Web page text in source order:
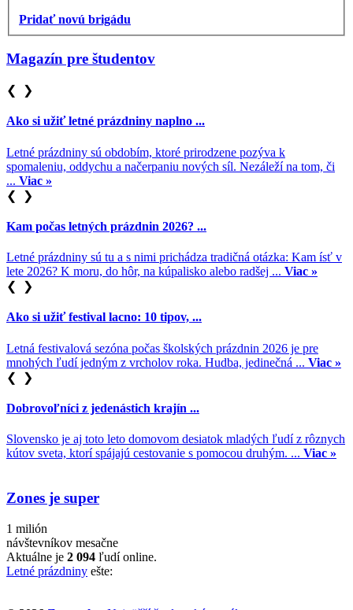
Pridať novú brigádu
Magazín pre študentov
❮ ❯
Ako si užiť letné prázdniny naplno ...
Letné prázdniny sú obdobím, ktoré prirodzene pozýva k
spomaleniu, oddychu a načerpaniu nových síl. Nezáleží na tom, či
... Viac »
❮
❯
Kam počas letných prázdnin 2026? ...
Letné prázdniny sú tu a s nimi prichádza tradičná otázka: Kam ísť v
lete 2026? K moru, do hôr, na kúpalisko alebo radšej ... Viac »
❮
❯
Ako si užiť festival lacno: 10 tipov, ...
Letná festivalová sezóna počas školských prázdnin 2026 je pre
mnohých ľudí jedným z vrcholov roka. Hudba, jedinečná ... Viac »
❮
❯
Dobrovoľníci z jedenástich krajín ...
Slovensko je aj toto leto domovom desiatok mladých ľudí z rôznych
kútov sveta, ktorí spájajú cestovanie s pomocou druhým. ... Viac »
Zones je super
1 milión
návštevníkov mesačne
Aktuálne je 2 094 ľudí online.
Letné prázdniny ešte: